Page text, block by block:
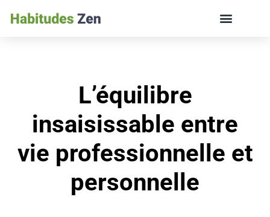
L’équilibre
insaisissable entre
vie professionnelle et
personnelle